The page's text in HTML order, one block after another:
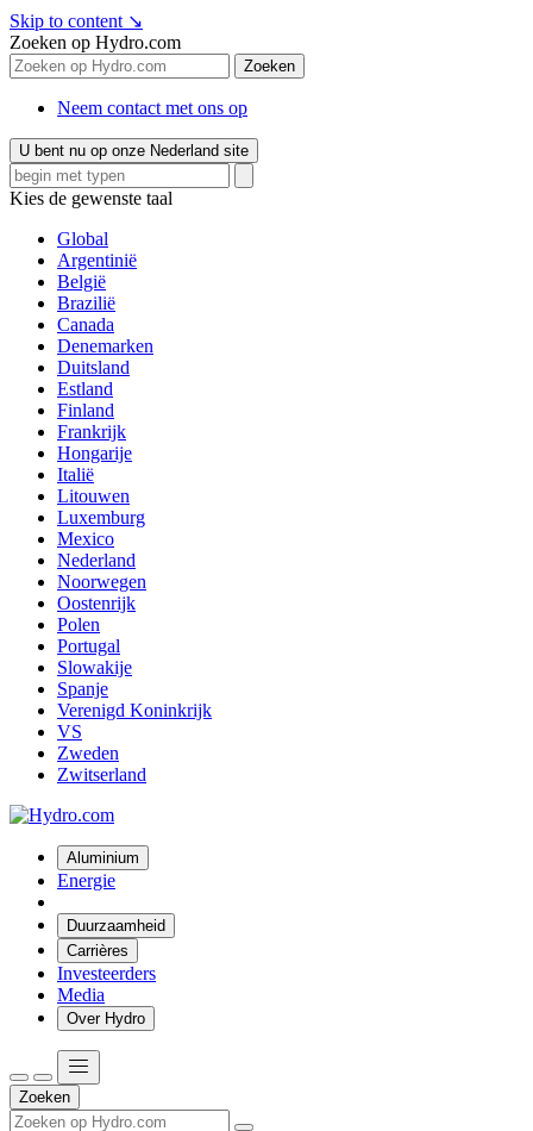
Skip to content ↘
Zoeken op Hydro.com
Zoeken
Neem contact met ons op
U bent nu op onze Nederland site
Kies de gewenste taal
Global
Argentinië
België
Brazilië
Canada
Denemarken
Duitsland
Estland
Finland
Frankrijk
Hongarije
Italië
Litouwen
Luxemburg
Mexico
Nederland
Noorwegen
Oostenrijk
Polen
Portugal
Slowakije
Spanje
Verenigd Koninkrijk
VS
Zweden
Zwitserland
Aluminium
Energie
Duurzaamheid
Carrières
Investeerders
Media
Over Hydro
Zoeken